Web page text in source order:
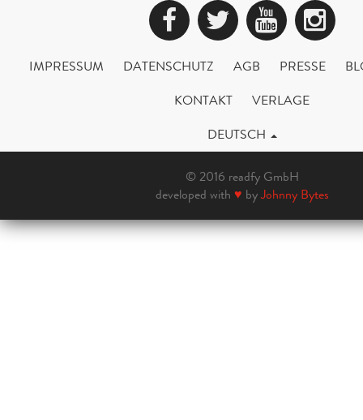
Facebook
Twitter
IMPRESSUM DATENSCHUTZ AGB PRESSE
KONTAKT
VERLAGE
DEUTSCH
© 2016 readfy GmbH
developed with ♥ byJohnny Bytes